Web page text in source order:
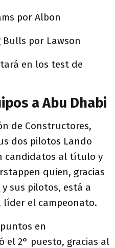
por Albon
Bulls por Lawson
en los test de
a Abu Dhabi
de Constructores,
dos pilotos Lando
candidatos al título y
quien, gracias
sus pilotos, está a
líder el campeonato.
en
el 2° puesto, gracias al